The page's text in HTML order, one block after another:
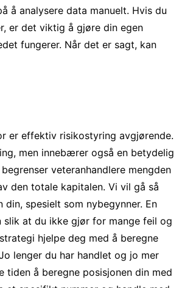
å analysere data manuelt. Hvis du
er det viktig å gjøre din egen
fungerer. Når det er sagt, kan
er effektiv risikostyring avgjørende.
men innebærer også en betydelig
veteranhandlere mengden
den totale kapitalen. Vi vil gå så
spesielt som nybegynner. En
slik at du ikke gjør for mange feil og
hjelpe deg med å beregne
lenger du har handlet og jo mer
å beregne posisjonen din med